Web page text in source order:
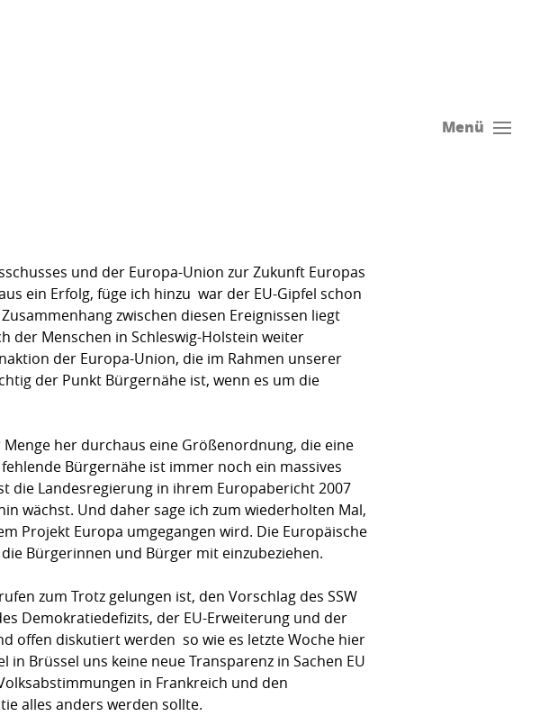
Menü
und der Europa-Union zur Zukunft Europas
ein Erfolg, füge ich hinzu  war der EU-Gipfel schon
zwischen diesen Ereignissen liegt
der Menschen in Schleswig-Holstein weiter
der Europa-Union, die im Rahmen unserer
der Punkt Bürgernähe ist, wenn es um die
her durchaus eine Größenordnung, die eine
Bürgernähe ist immer noch ein massives
die Landesregierung in ihrem Europabericht 2007
wächst. Und daher sage ich zum wiederholten Mal,
Projekt Europa umgegangen wird. Die Europäische
Bürgerinnen und Bürger mit einzubeziehen.
zum Trotz gelungen ist, den Vorschlag des SSW
Demokratiedefizits, der EU-Erweiterung und der
offen diskutiert werden  so wie es letzte Woche hier
Brüssel uns keine neue Transparenz in Sachen EU
in Frankreich und den
alles anders werden sollte.